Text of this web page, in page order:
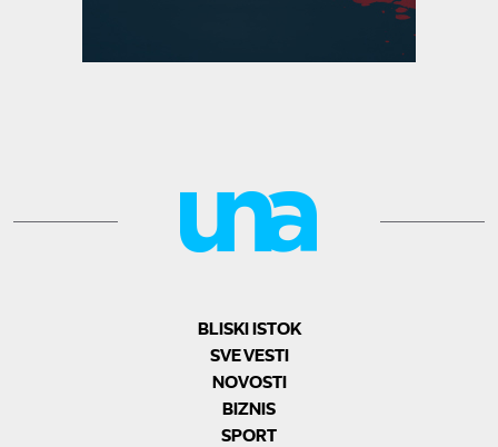
BLISKI ISTOK
SVE VESTI
NOVOSTI
BIZNIS
SPORT